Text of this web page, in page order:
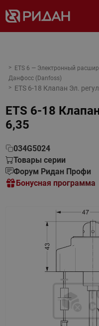
ETS 6 — Электронный
Данфосс (Danfoss)
ETS 6-18 Клапан Эл.
ETS 6-18
6,35
034G5024
Товары серии
Форум Ридан Профи
Бонусная программа